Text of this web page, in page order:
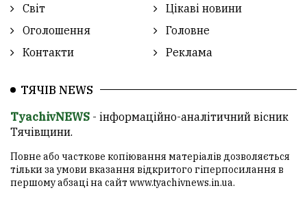
Світ
Цікаві новини
Оголошення
Головне
Контакти
Реклама
ТЯЧІВ NEWS
TyachivNEWS - інформаційно-аналітичний вісник
Тячівщини.
Повне або часткове копіювання матеріалів дозволяється
тільки за умови вказання відкритого гіперпосилання в
першому абзаці на сайт www.tyachivnews.in.ua.